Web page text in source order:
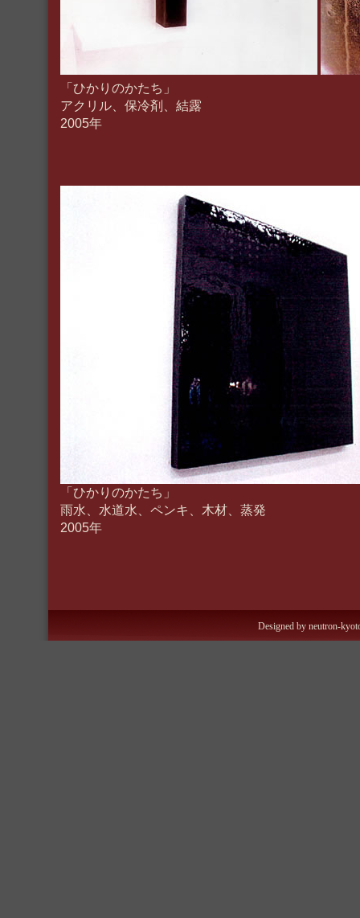
「ひかりのかたち」
アクリル、保冷剤、結露
2005年
「ひかりのかたち」
雨水、水道水、ペンキ、木材、蒸発
2005年
Designed by neutron-